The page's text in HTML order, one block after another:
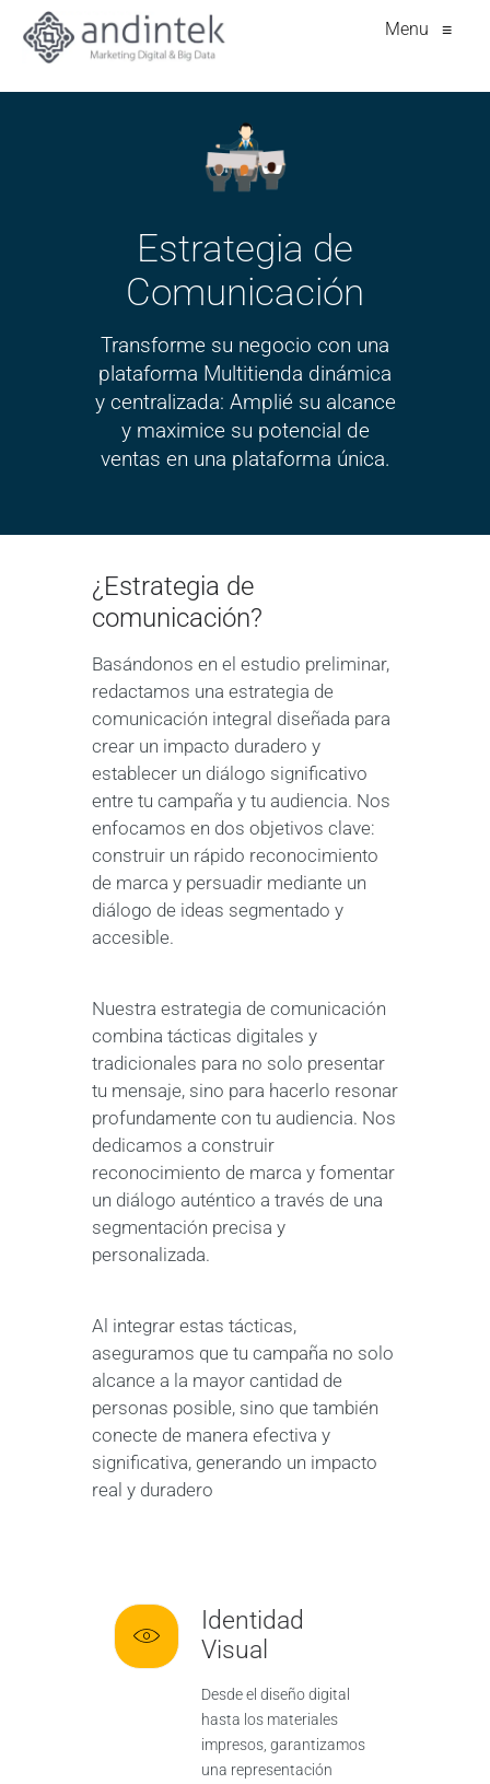
Menu ≡
Estrategia de
Comunicación
Transforme su negocio con una
plataforma Multitienda dinámica
y centralizada: Amplié su alcance
y maximice su potencial de
ventas en una plataforma única.
¿Estrategia de
comunicación?
Basándonos en el estudio preliminar,
redactamos una estrategia de
comunicación integral diseñada para
crear un impacto duradero y
establecer un diálogo significativo
entre tu campaña y tu audiencia. Nos
enfocamos en dos objetivos clave:
construir un rápido reconocimiento
de marca y persuadir mediante un
diálogo de ideas segmentado y
accesible.
Nuestra estrategia de comunicación
combina tácticas digitales y
tradicionales para no solo presentar
tu mensaje, sino para hacerlo resonar
profundamente con tu audiencia. Nos
dedicamos a construir
reconocimiento de marca y fomentar
un diálogo auténtico a través de una
segmentación precisa y
personalizada.
Al integrar estas tácticas,
aseguramos que tu campaña no solo
alcance a la mayor cantidad de
personas posible, sino que también
conecte de manera efectiva y
significativa, generando un impacto
real y duradero
Identidad
Visual
Desde el diseño digital
hasta los materiales
impresos, garantizamos
una representación